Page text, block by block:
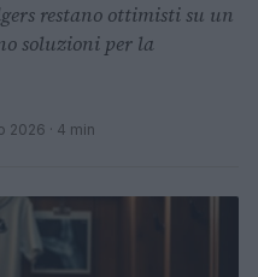
restano ottimisti su un
soluzioni per la
2026 · 4 min